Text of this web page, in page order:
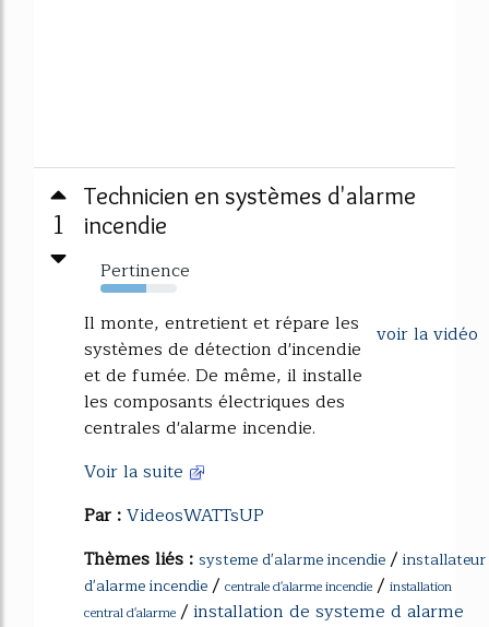
1
Technicien en systèmes d'alarme
incendie
Pertinence
60%
voir la vidéo
Il monte, entretient et répare les
systèmes de détection d'incendie
et de fumée. De même, il installe
les composants électriques des
centrales d'alarme incendie.
Voir la suite
Par :VideosWATTsUP
Thèmes liés : systeme d'alarme incendie/ installateur
d'alarme incendie/ centrale d'alarme incendie / installation
central d'alarme /installation de systeme d alarme